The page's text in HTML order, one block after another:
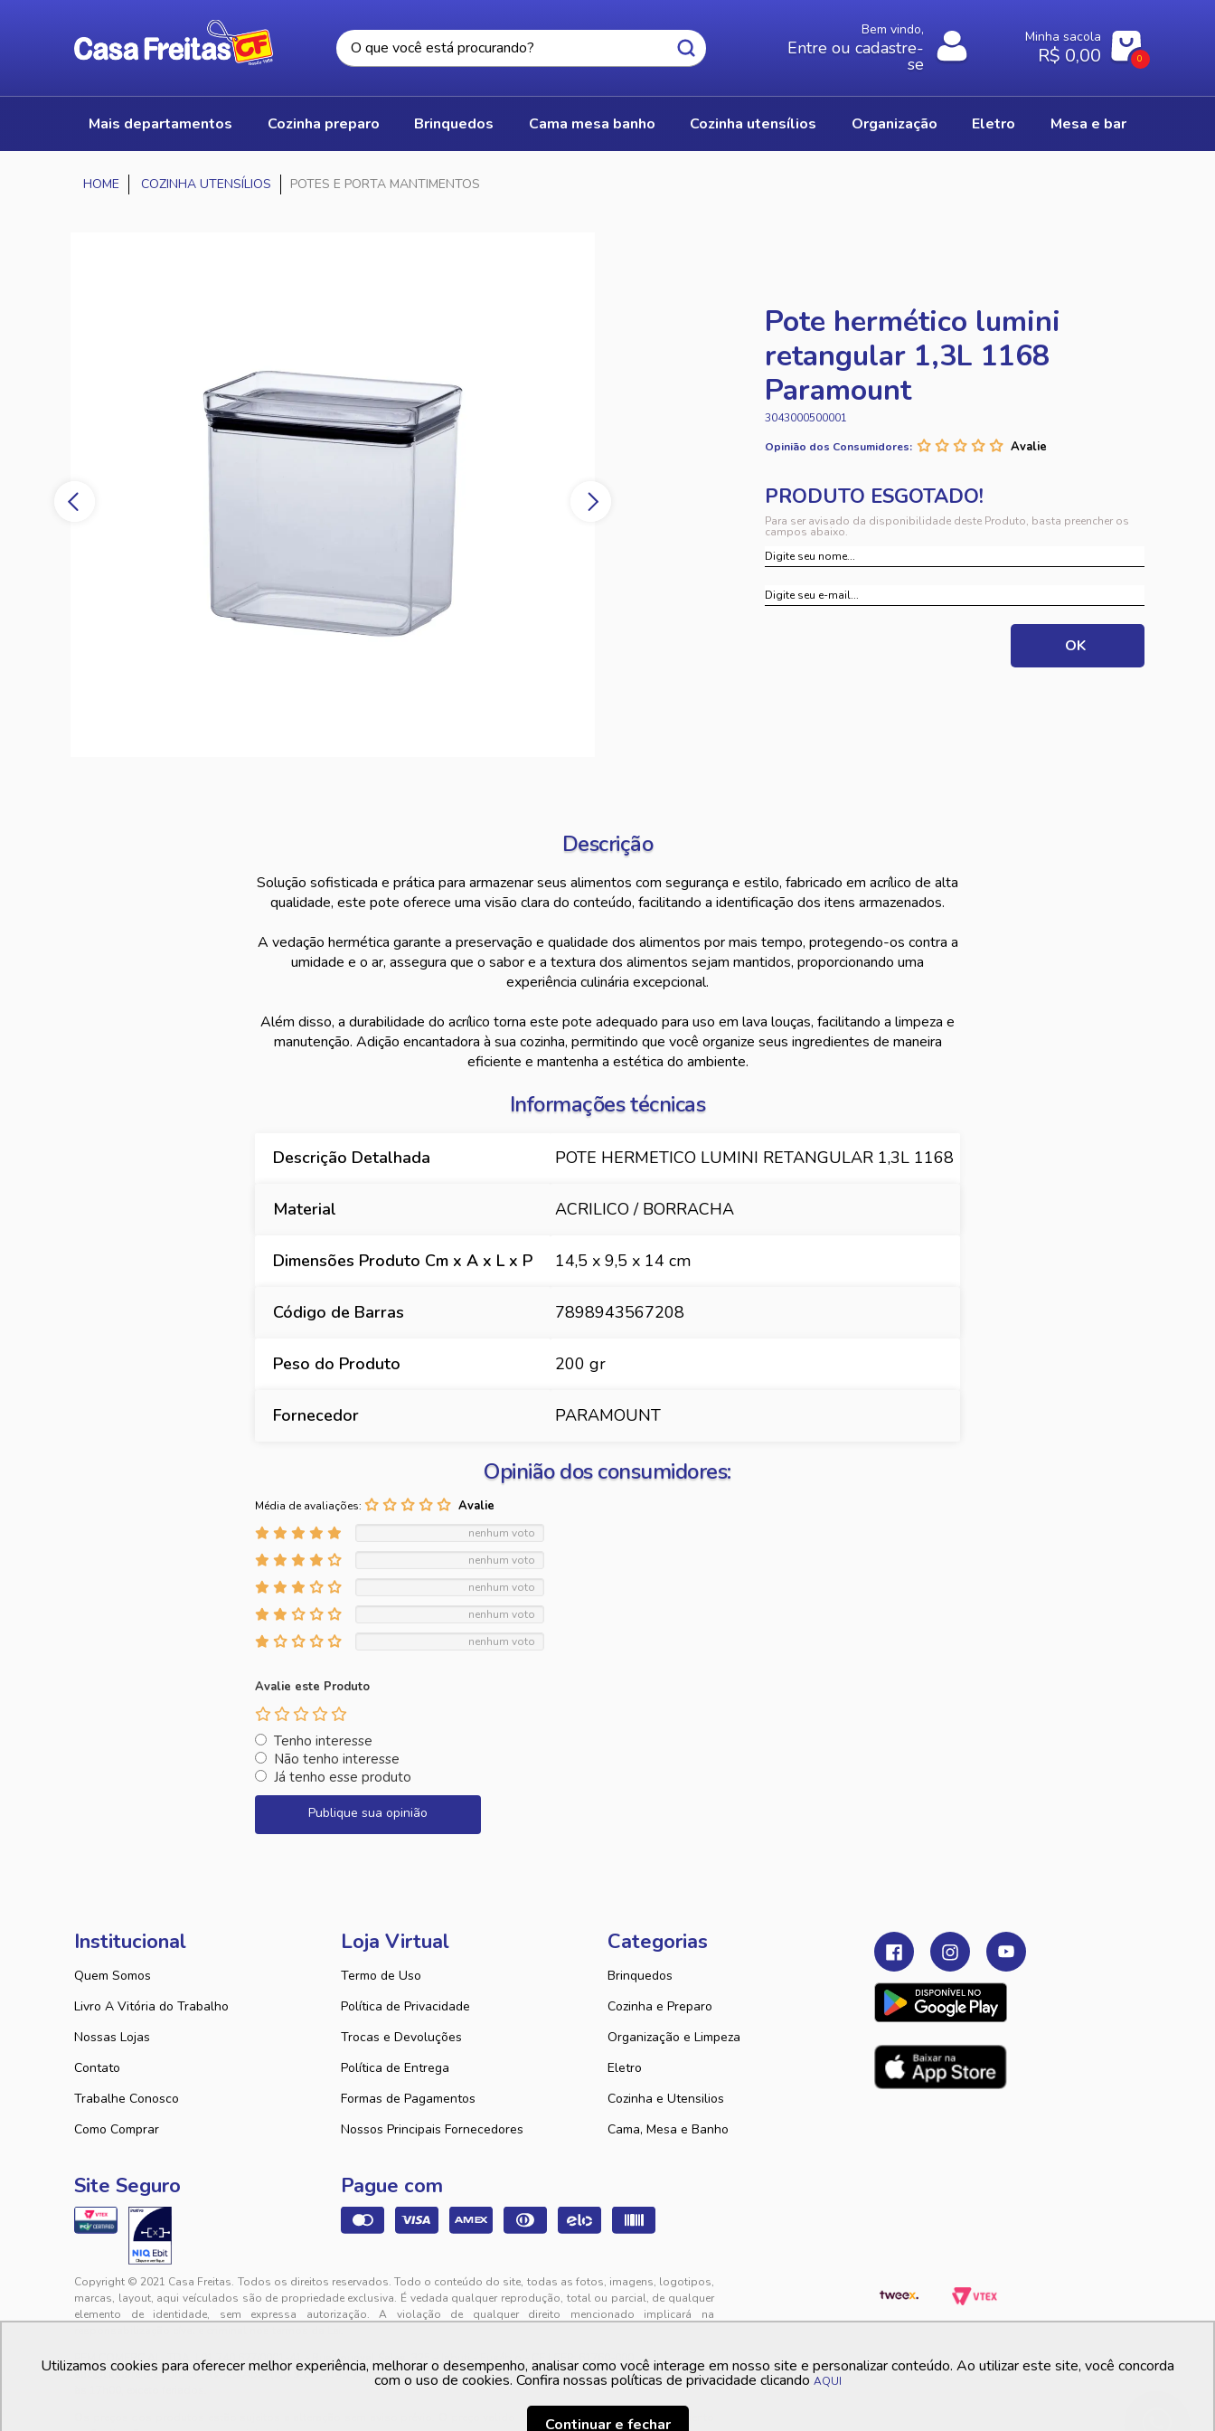
Bem vindo,
Entre ou cadastre-
se
Minha sacola
R$ 0,00 0
mais departamentos cozinha preparo brinquedos cama mesa banho cozinha utensílios organização eletro mesa e bar
COZINHA UTENSÍLIOS POTES E PORTA MANTIMENTOS
Pote hermético lumini
retangular 1,3L 1168
Paramount
3043000500001
Opinião dos Consumidores:
Para ser avisado da disponibilidade deste Produto, basta preencher os
campos abaixo.
Descrição
Solução sofisticada e prática para armazenar seus alimentos com segurança e estilo, fabricado em acrílico de alta
qualidade, este pote oferece uma visão clara do conteúdo, facilitando a identificação dos itens armazenados.
A vedação hermética garante a preservação e qualidade dos alimentos por mais tempo, protegendo-os contra a
umidade e o ar, assegura que o sabor e a textura dos alimentos sejam mantidos, proporcionando uma
experiência culinária excepcional.
Além disso, a durabilidade do acrílico torna este pote adequado para uso em lava louças, facilitando a limpeza e
manutenção. Adição encantadora à sua cozinha, permitindo que você organize seus ingredientes de maneira
eficiente e mantenha a estética do ambiente.
Informações técnicas
Descrição Detalhada POTE HERMETICO LUMINI RETANGULAR 1,3L 1168
Material ACRILICO / BORRACHA
Dimensões Produto Cm x A x L x P 14,5 x 9,5 x 14 cm
Código de Barras 7898943567208
Peso do Produto 200 gr
Fornecedor PARAMOUNT
Opinião dos consumidores:
Média de avaliações:
nenhum voto
nenhum voto
nenhum voto
nenhum voto
nenhum voto
Avalie este Produto
Tenho interesse
Não tenho interesse
Já tenho esse produto
Publique sua opinião
Institucional
Quem Somos
Livro A Vitória do Trabalho
Nossas Lojas
Contato
Trabalhe Conosco
Como Comprar
Loja Virtual
Termo de Uso
Política de Privacidade
Trocas e Devoluções
Política de Entrega
Formas de Pagamentos
Nossos Principais Fornecedores
Categorias
Brinquedos
Cozinha e Preparo
Organização e Limpeza
Eletro
Cozinha e Utensilios
Cama, Mesa e Banho
Site Seguro Pague com
Copyright © 2021 Casa Freitas. Todos os direitos reservados. Todo o conteúdo do site, todas as fotos, imagens, logotipos,
marcas, layout, aqui veículados são de propriedade exclusiva. É vedada qualquer reprodução, total ou parcial, de qualquer
elemento de identidade, sem expressa autorização. A violação de qualquer direito mencionado implicará na
PFM COMERCIAL LTDA. | 01.740.627/0001-41 - Rua Lourival Sales, 325 - Jabuti - Eusébio - CE | CEP: 61760-000
sac@casafreitas.com.br - WhatsApp: (85) 9994-3149. Atendimento de segunda a sexta-feira das 9h00 às 12h00 e das 13h00
Os preços dos produtos estão sujeitos a alteração sem aviso prévio. O preço valido é sempre o apresentado no momento
Utilizamos cookies para oferecer melhor experiência, melhorar o desempenho, analisar como você interage em nosso site e personalizar conteúdo. Ao utilizar este site, você concorda
com o uso de cookies. Confira nossas políticas de privacidade clicando AQUI
Continuar e fechar